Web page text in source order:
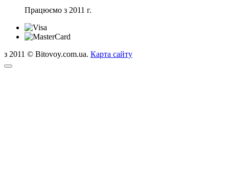
Працюємо з 2011 г.
з 2011 © Bitovoy.com.ua. Карта сайту